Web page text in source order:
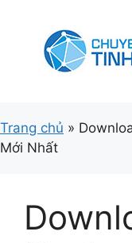
Trang chủ »
Mới Nhất